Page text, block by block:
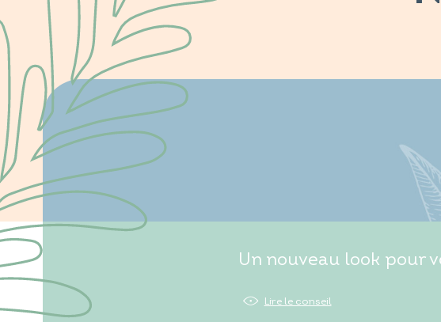
Un nouveau look pour
Lire le conseil